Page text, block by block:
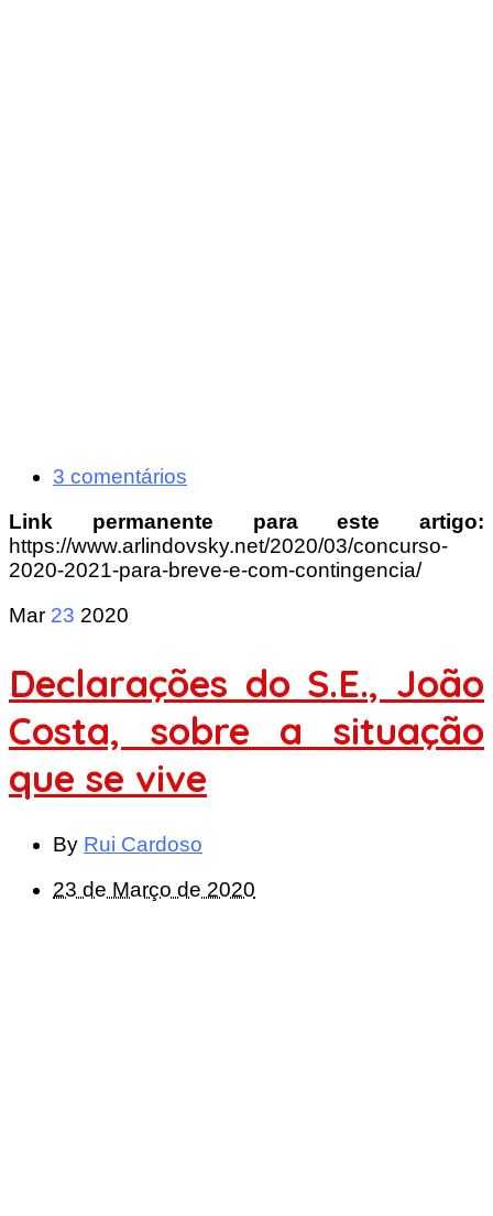
3 comentários
Link permanente para este artigo:
https://www.arlindovsky.net/2020/03/concurso-
2020-2021-para-breve-e-com-contingencia/
Mar 23 2020
Declarações do S.E., João
Costa, sobre a situação
que se vive
By Rui Cardoso
23 de Março de 2020